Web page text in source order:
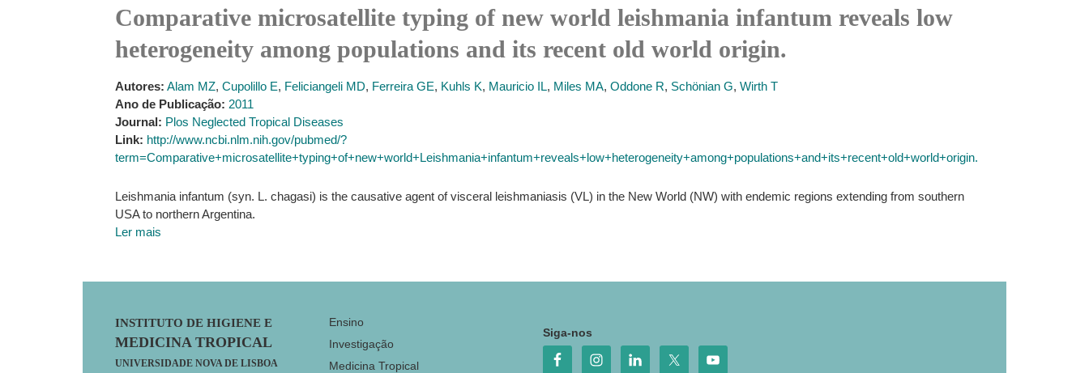
Comparative microsatellite typing of new world leishmania infantum reveals low
heterogeneity among populations and its recent old world origin.
Autores: Alam MZ, Cupolillo E, Feliciangeli MD, Ferreira GE, Kuhls K, Mauricio IL, Miles MA, Oddone R, Schönian G, Wirth T
Ano de Publicação: 2011
Journal: Plos Neglected Tropical Diseases
Link: http://www.ncbi.nlm.nih.gov/pubmed/?
term=Comparative+microsatellite+typing+of+new+world+Leishmania+infantum+reveals+low+heterogeneity+among+populations+and+its+recent+old+world+origin.
Leishmania infantum (syn. L. chagasi) is the causative agent of visceral leishmaniasis (VL) in the New World (NW) with endemic regions extending from southern
USA to northern Argentina.
Ler mais
Footer
INSTITUTO DE HIGIENE E
MEDICINA TROPICAL
UNIVERSIDADE NOVA DE LISBOA
Ensino
Investigação
Medicina Tropical
Siga-nos